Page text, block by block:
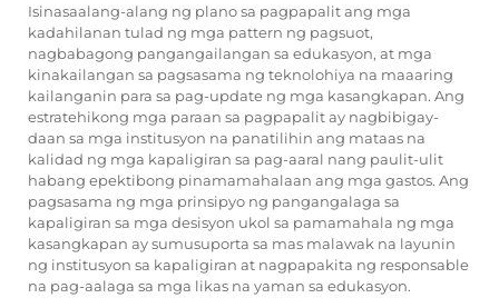
Isinasaalang-alang ng plano sa pagpapalit ang mga
kadahilanan tulad ng mga pattern ng pagsuot,
nagbabagong pangangailangan sa edukasyon, at mga
kinakailangan sa pagsasama ng teknolohiya na maaaring
kailanganin para sa pag-update ng mga kasangkapan. Ang
estratehikong mga paraan sa pagpapalit ay nagbibigay-
daan sa mga institusyon na panatilihin ang mataas na
kalidad ng mga kapaligiran sa pag-aaral nang paulit-ulit
habang epektibong pinamamahalaan ang mga gastos. Ang
pagsasama ng mga prinsipyo ng pangangalaga sa
kapaligiran sa mga desisyon ukol sa pamamahala ng mga
kasangkapan ay sumusuporta sa mas malawak na layunin
ng institusyon sa kapaligiran at nagpapakita ng responsable
na pag-aalaga sa mga likas na yaman sa edukasyon.